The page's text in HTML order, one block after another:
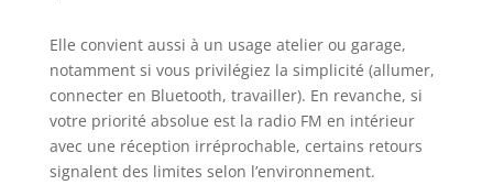
18V System Bosch
et avec de
nombreux autres
outils de l’Alliance
multi-marques
AMPShare. Livré
avec : GPB 18V-2
Elle convient aussi à un usage atelier ou garage,
notamment si vous privilégiez la simplicité (allumer,
connecter en Bluetooth, travailler). En revanche, si
votre priorité absolue est la radio FM en intérieur
avec une réception irréprochable, certains retours
signalent des limites selon l’environnement.